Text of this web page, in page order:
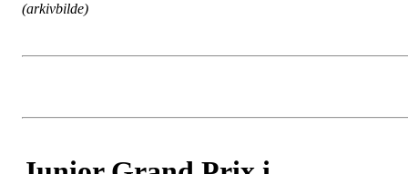
(arkivbilde)